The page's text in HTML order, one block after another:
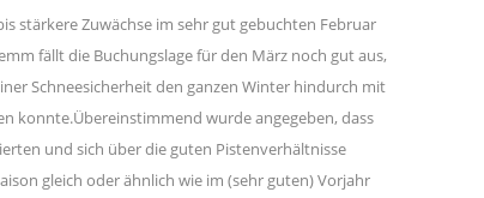
stärkere Zuwächse im sehr gut gebuchten Februar
fällt die Buchungslage für den März noch gut aus,
Schneesicherheit den ganzen Winter hindurch mit
konnte.Übereinstimmend wurde angegeben, dass
und sich über die guten Pistenverhältnisse
gleich oder ähnlich wie im (sehr guten) Vorjahr